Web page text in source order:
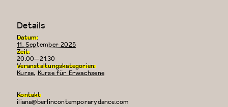
Details
Datum:
11. September 2025
Zeit:
20:00—21:30
Veranstaltungskategorien:
Kurse, Kurse für Erwachsene
Kontakt
iliana@berlincontemporarydance.com